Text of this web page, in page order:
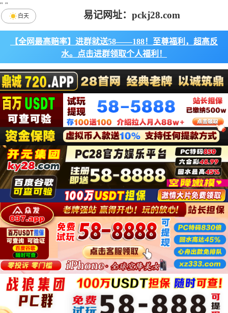
易记网址：pckj28.com
白天
" "